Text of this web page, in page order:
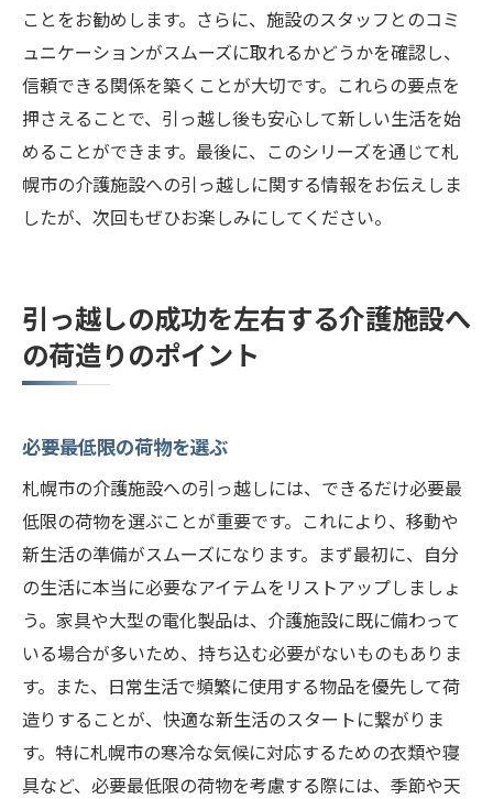
ことをお勧めします。さらに、施設のスタッフとのコミ
ュニケーションがスムーズに取れるかどうかを確認し、
信頼できる関係を築くことが大切です。これらの要点を
押さえることで、引っ越し後も安心して新しい生活を始
めることができます。最後に、このシリーズを通じて札
幌市の介護施設への引っ越しに関する情報をお伝えしま
したが、次回もぜひお楽しみにしてください。
引っ越しの成功を左右する介護施設へ
の荷造りのポイント
必要最低限の荷物を選ぶ
札幌市の介護施設への引っ越しには、できるだけ必要最
低限の荷物を選ぶことが重要です。これにより、移動や
新生活の準備がスムーズになります。まず最初に、自分
の生活に本当に必要なアイテムをリストアップしましょ
う。家具や大型の電化製品は、介護施設に既に備わって
いる場合が多いため、持ち込む必要がないものもありま
す。また、日常生活で頻繁に使用する物品を優先して荷
造りすることが、快適な新生活のスタートに繋がりま
す。特に札幌市の寒冷な気候に対応するための衣類や寝
具など、必要最低限の荷物を考慮する際には、季節や天